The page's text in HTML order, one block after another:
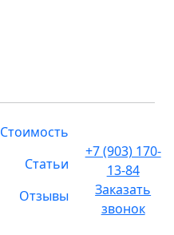
Стоимость
Статьи
Отзывы
+7 (903) 170-
13-84
Заказать
звонок